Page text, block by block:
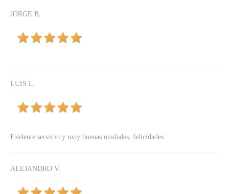
JORGE B.
LUIS L.
Exelente servicio y muy buenas unidades, felicidades
ALEJANDRO V.